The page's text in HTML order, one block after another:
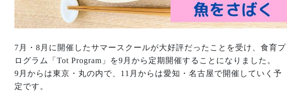
7月・8月に開催したサマースクールが大好評だったことを受け、食育プ
ログラム「Tot Program」を9月から定期開催することになりました。
9月からは東京・丸の内で、11月からは愛知・名古屋で開催していく予
定です。